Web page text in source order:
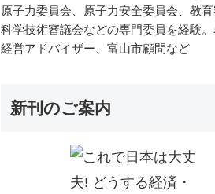
原子力委員会、原子力安全委員会、教育
科学技術審議会などの専門委員を経験
経営アドバイザー、富山市顧問など
新刊のご案内